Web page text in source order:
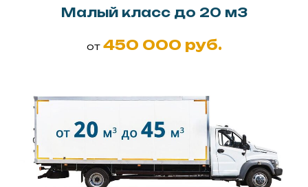
Малый класс до 20 м3
от 450 000 руб.